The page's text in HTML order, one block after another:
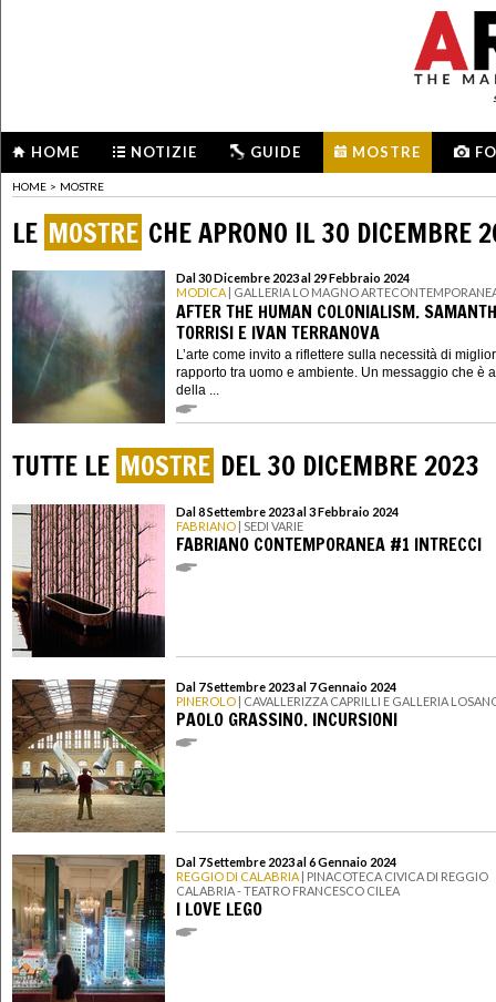
HOME NOTIZIE GUIDE MOSTRE
HOME > MOSTRE
LE MOSTRE CHE APRONO IL 30 DICEMBRE
Dal 30 Dicembre 2023 al 29 Febbraio 2024
MODICA | GALLERIA LO MAGNO
AFTER THE HUMAN COLONIALISM.
TORRISI E IVAN TERRANOVA
L’arte come invito a riflettere sulla necessità di
rapporto tra uomo e ambiente. Un messaggio che è
della ...
TUTTE LE MOSTRE DEL 30 DICEMBRE 2023
Dal 8 Settembre 2023 al 3 Febbraio 2024
FABRIANO | SEDI VARIE
FABRIANO CONTEMPORANEA #1 INTRECCI
Dal 7 Settembre 2023 al 7 Gennaio 2024
PINEROLO | CAVALLERIZZA CAPRILLI E GALLERIA
PAOLO GRASSINO. INCURSIONI
Dal 7 Settembre 2023 al 6 Gennaio 2024
REGGIO DI CALABRIA | PINACOTECA CIVICA DI REGGIO
CALABRIA - TEATRO FRANCESCO CILEA
I LOVE LEGO